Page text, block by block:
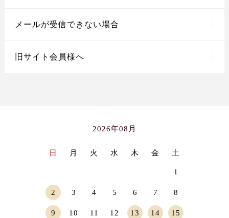
メールが受信できない場合
旧サイト会員様へ
2026年08月
日 月 火 水 木 金 土
1
2 3 4 5 6 7 8
9 10 11 12 13 14 15